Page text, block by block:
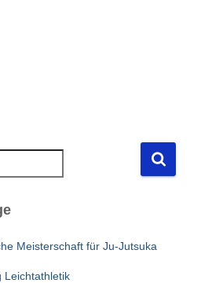
Meisterschaft für Ju-Jutsuka
Leichtathletik